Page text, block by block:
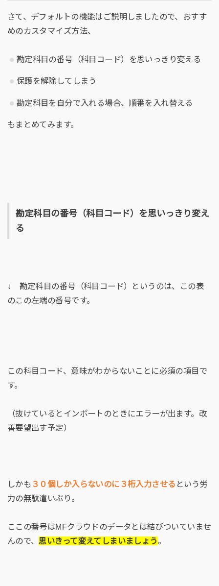
さて、デフォルトの機能はご説明しましたので、おすす
めのカスタマイズ方法、
勘定科目の番号（科目コード）を思いっきり変える
保護を解除してしまう
勘定科目を自分で入れる場合、順番を入れ替える
もまとめてみます。
勘定科目の番号（科目コード）を思いっきり変え
る
↓ 勘定科目の番号（科目コード）というのは、この表
のこの左端の番号です。
この科目コード、意味がわからないことに必須の項目で
す。
（抜けているとインポートのときにエラーが出ます。改
善要望出す予定）
しかも ３０個しか入らないのに３桁入力させる という労
力の無駄遣いぶり。
ここの番号はMFクラウドのデータとは結びついていませ
んので、 思いきって変えてしまいましょう 。